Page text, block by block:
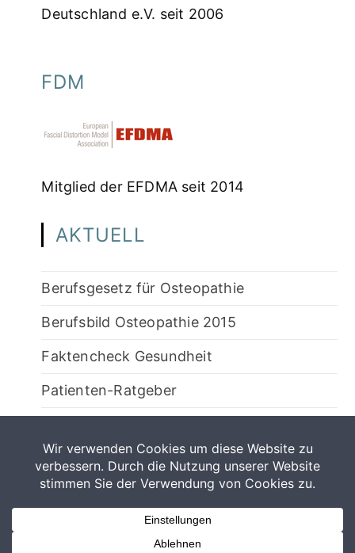
Deutschland e.V. seit 2006
FDM
Mitglied der EFDMA seit 2014
AKTUELL
Berufsgesetz für Osteopathie
Berufsbild Osteopathie 2015
Faktencheck Gesundheit
Patienten-Ratgeber
der Osteopathie
Termin vereinbaren